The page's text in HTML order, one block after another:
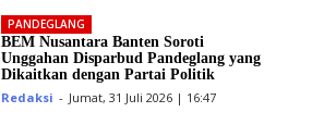
PANDEGLANG
BEM Nusantara Banten Soroti
Unggahan Disparbud Pandeglang yang
Dikaitkan dengan Partai Politik
Redaksi - Jumat, 31 Juli 2026 | 16:47